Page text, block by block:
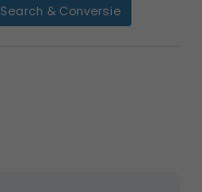
Search & Conversie